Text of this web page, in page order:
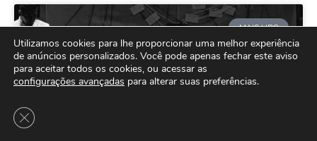
MAIS LIDO
Utilizamos cookies para lhe proporcionar uma melhor experiência
de anúncios personalizados. Você pode apenas fechar este aviso
para aceitar todos os cookies, ou acessar as
configurações avançadas para alterar suas preferências.
Close GDPR Cookie Banner